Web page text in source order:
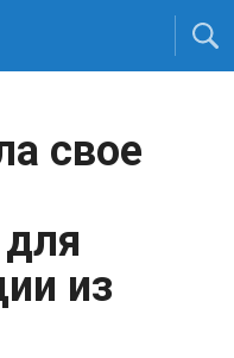
свое
из